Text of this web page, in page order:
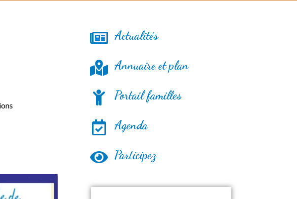
Actualités
Annuaire et plan
Portail familles
Agenda
Participez